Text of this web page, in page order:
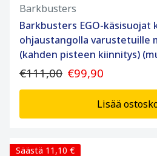
Barkbusters
Barkbusters EGO-käsisuojat
ohjaustangolla varustetuille
(kahden pisteen kiinnitys)
€111,00 €99,90
Lisää
Säästä 11,10 €